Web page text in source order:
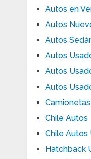
Autos en
Autos
Autos
Autos
Autos
Autos
Chile Autos
Chile Autos
Hatchback